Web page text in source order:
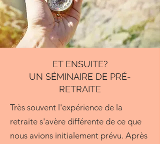
ET ENSUITE?
UN SÉMINAIRE DE PRÉ-
RETRAITE
Très souvent l'expérience de la
retraite s'avère différente de ce que
nous avions initialement prévu. Après